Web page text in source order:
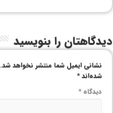
دیدگاهتان را بنویسید
نشانی ایمیل شما منتشر نخواهد شد.
شده‌اند*
دیدگاه*